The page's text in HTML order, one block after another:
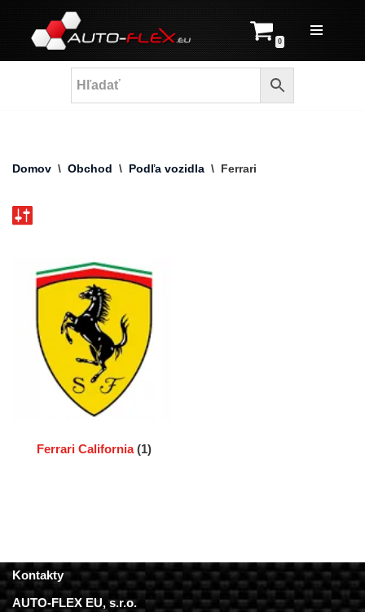
Prejsť
na
0
Domov \ Obchod \ Podľa vozidla \ Ferrari
Ferrari California(1)
Kontakty
AUTO-FLEX EU, s.r.o.